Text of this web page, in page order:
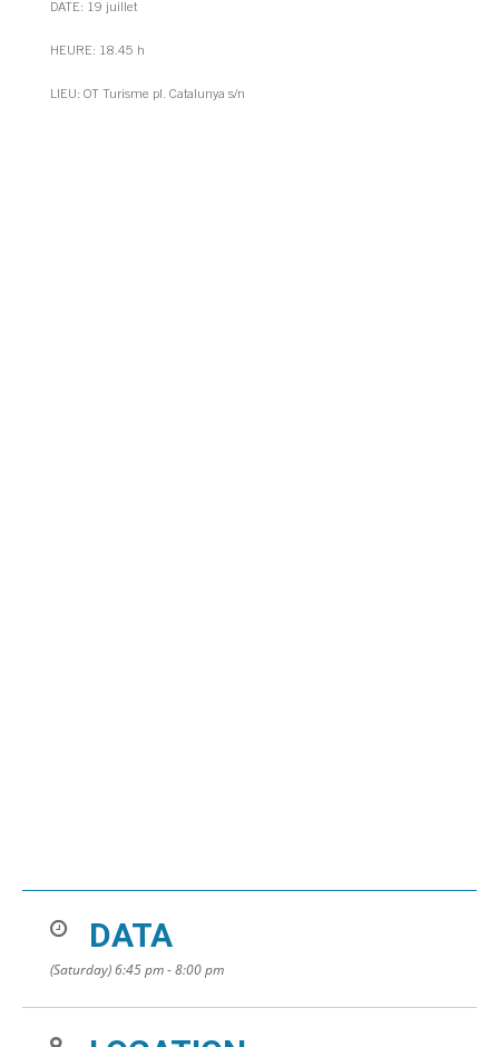
DATE: 19 juillet
HEURE: 18.45 h
LIEU: OT Turisme pl. Catalunya s/n
DATA
(Saturday) 6:45 pm - 8:00 pm